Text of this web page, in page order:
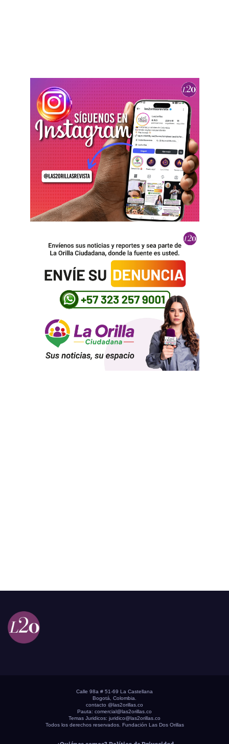
Calle 98a # 51-69 La Castellana
Bogotá, Colombia.
contacto @las2orillas.co
Pauta: comercial@las2orillas.co
Temas Juridicos: juridico@las2orillas.co
Todos los derechos reservados. Fundación Las Dos Orillas